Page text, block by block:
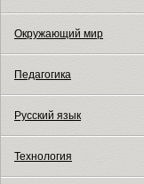
Окружающий мир
Педагогика
Русский язык
Технология